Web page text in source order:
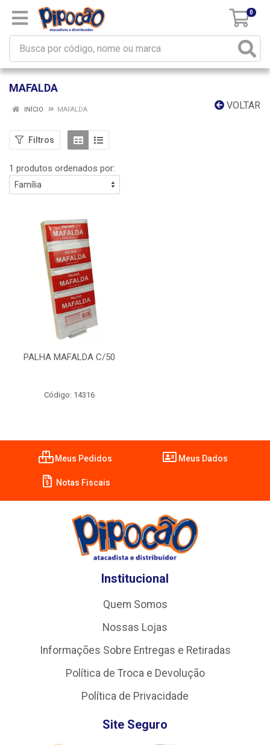
0
MAFALDA
VOLTAR
INÍCIO MAFALDA
Filtros
1 produtos ordenados por:
PALHA MAFALDA C/50
Código: 14316
Meus Pedidos Meus Dados
Notas Fiscais
Institucional
Quem Somos
Nossas Lojas
Informações Sobre Entregas e Retiradas
Política de Troca e Devolução
Política de Privacidade
Site Seguro